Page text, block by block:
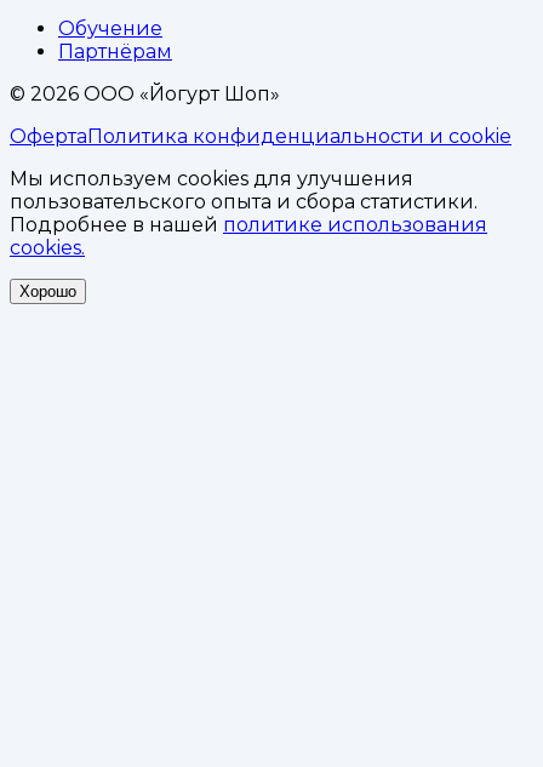
Обучение
Партнёрам
© 2026 ООО «Йогурт Шоп»
ОфертаПолитика конфиденциальности и cookie
Мы используем cookies для улучшения
пользовательского опыта и сбора статистики.
Подробнее в нашей политике использования
cookies.
Хорошо